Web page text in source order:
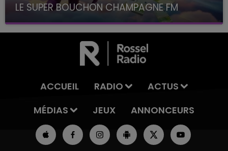
LE SUPER BOUCHON CHAMPAGNE FM
avec La Famille Champagne FM, à 8H10
ACCUEIL RADIO
ACTUS
MÉDIAS
JEUX ANNONCEURS